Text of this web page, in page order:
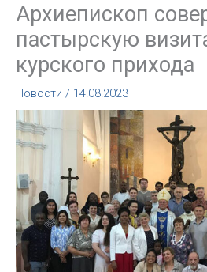
Архиепископ
пастырскую
курского прихода
Новости / 14.08.2023